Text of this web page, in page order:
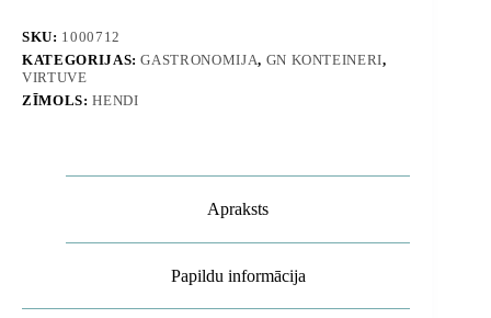
864142
daudzums
SKU: 1000712
KATEGORIJAS:GASTRONOMIJA, GN KONTEINERI,
VIRTUVE
ZĪMOLS:HENDI
Apraksts
Papildu informācija